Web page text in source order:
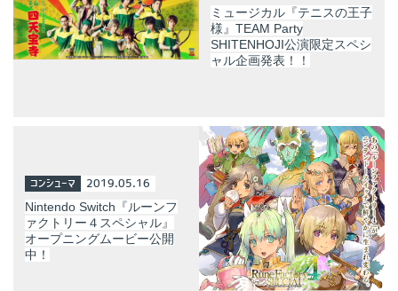
ミュージカル『テニスの王子
様』TEAM Party
SHITENHOJI公演限定スペシ
ャル企画発表！！
コンシューマ 2019.05.16
Nintendo Switch『ルーンフ
ァクトリー４スペシャル』
オープニングムービー公開
中！